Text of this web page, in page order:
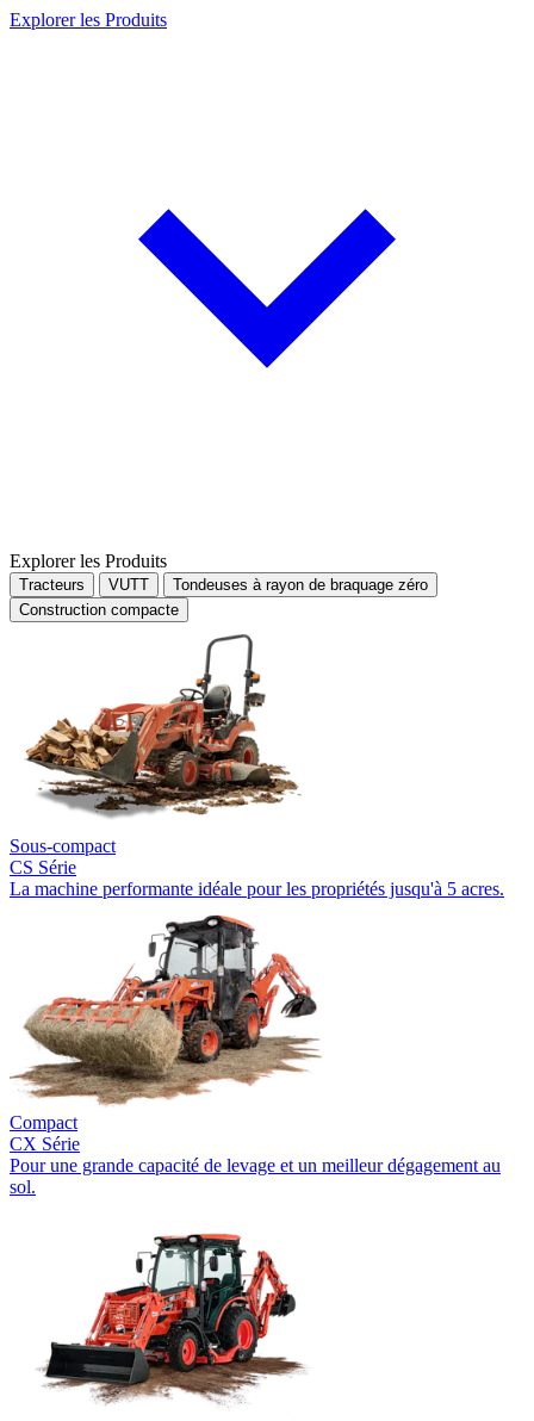
Explorer les Produits
Explorer les Produits
Tracteurs VUTT
Tondeuses à rayon de braquage zéro
Construction compacte
Sous-compact
CS Série
La machine performante idéale pour les propriétés jusqu'à 5 acres.
Compact
CX Série
Pour une grande capacité de levage et un meilleur dégagement au
sol.